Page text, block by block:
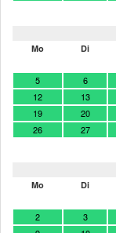
Mo
Di
5
6
12
13
19
20
26
27
Mo
Di
2
3